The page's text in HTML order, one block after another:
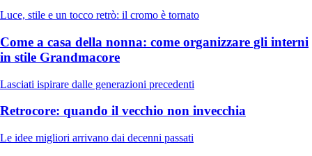
Luce, stile e un tocco retrò: il cromo è tornato
Come a casa della nonna: come organizzare gli interni
in stile Grandmacore
Lasciati ispirare dalle generazioni precedenti
Retrocore: quando il vecchio non invecchia
Le idee migliori arrivano dai decenni passati